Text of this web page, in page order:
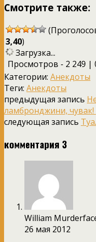
Смотрите также:
3,40)
Загрузка...
Просмотров - 2 249 |
Категории: Анекдоты
Теги: Анекдоты
предыдущая запись
ламбронджини, чувак!
следующая запись
комментария 3
William
26 мая 2012